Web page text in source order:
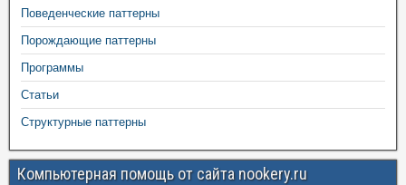
Поведенческие паттерны
Порождающие паттерны
Программы
Статьи
Структурные паттерны
Компьютерная помощь от сайта nookery.ru